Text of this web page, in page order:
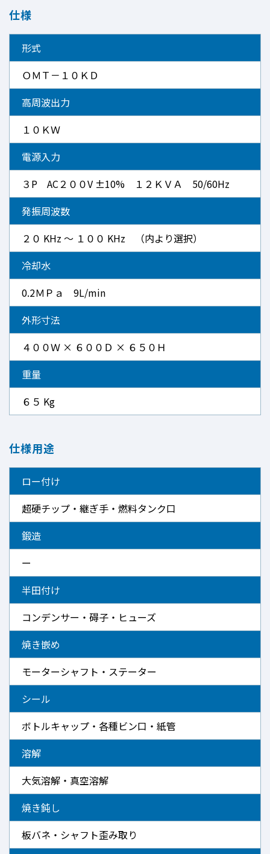
仕様
形式
ＯＭＴ－１０ＫＤ
高周波出力
１０ＫＷ
電源入力
３P AC２００V ±10% １２ＫＶＡ 50/60Hz
発振周波数
２０ KHz ～ １００ KHz （内より選択）
冷却水
0.2ＭＰａ 9L/min
外形寸法
４００Ｗ × ６００Ｄ × ６５０Ｈ
重量
６５ Kg
仕様用途
ロー付け
超硬チップ・継ぎ手・燃料タンク口
鍛造
ー
半田付け
コンデンサー・碍子・ヒューズ
焼き嵌め
モーターシャフト・ステーター
シール
ボトルキャップ・各種ビン口・紙管
溶解
大気溶解・真空溶解
焼き鈍し
板バネ・シャフト歪み取り